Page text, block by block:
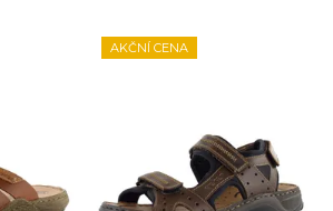
AKČNÍ CENA